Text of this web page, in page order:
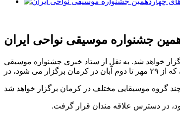
جشنواره موسیقی نواحی ایران
خواهد شد. به نقل از ستاد خبری جشنواره موسیقی